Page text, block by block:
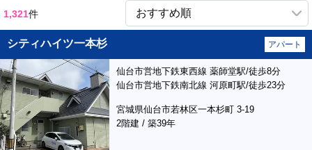
1,321件
シティハイツ一本杉 アパート
仙台市営地下鉄東西線 薬師堂駅/徒歩8分
仙台市営地下鉄南北線 河原町駅/徒歩23分
宮城県仙台市若林区一本杉町 3-19
2階建 / 築39年